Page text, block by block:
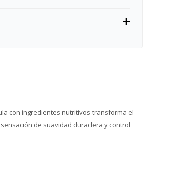
con ingredientes nutritivos transforma el
de suavidad duradera y control